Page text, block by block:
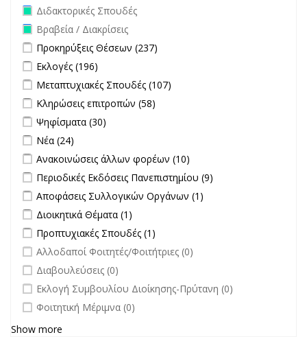
Remove Διδακτορικές Σπουδές filter
Διδακτορικές Σπουδές
Remove Βραβεία / Διακρίσεις filter
Βραβεία / Διακρίσεις
Apply Προκηρύξεις Θέσεων filter
Προκηρύξεις Θέσεων (237)
Apply Εκλογές filter
Εκλογές (196)
Apply Μεταπτυχιακές Σπουδές filter
Μεταπτυχιακές Σπουδές (107)
Apply Κληρώσεις επιτροπών filter
Κληρώσεις επιτροπών (58)
Apply Ψηφίσματα filter
Ψηφίσματα (30)
Apply Νέα filter
Νέα (24)
Apply Ανακοινώσεις άλλων φορέων filter
Ανακοινώσεις άλλων φορέων (10)
Apply Περιοδικές Εκδόσεις Πανεπιστημίου filter
Περιοδικές Εκδόσεις Πανεπιστημίου (9)
Apply Αποφάσεις Συλλογικών Οργάνων filter
Αποφάσεις Συλλογικών Οργάνων (1)
Apply Διοικητικά Θέματα filter
Διοικητικά Θέματα (1)
Apply Προπτυχιακές Σπουδές filter
Προπτυχιακές Σπουδές (1)
undefined
Αλλοδαποί Φοιτητές/Φοιτήτριες (0)
undefined
Διαβουλεύσεις (0)
undefined
Εκλογή Συμβουλίου Διοίκησης-Πρύτανη (0)
undefined
Φοιτητική Μέριμνα (0)
Show more